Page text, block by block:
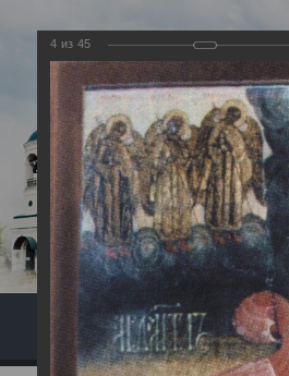
Экскурсия
4 из 45